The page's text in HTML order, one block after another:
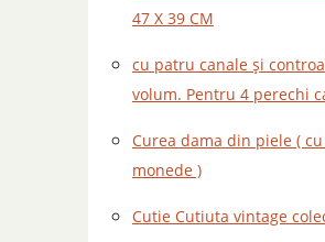
47 X 39 CM
cu patru canale și
volum. Pentru 4 perechi
Curea dama din piele (
monede )
Cutie Cutiuta vintage